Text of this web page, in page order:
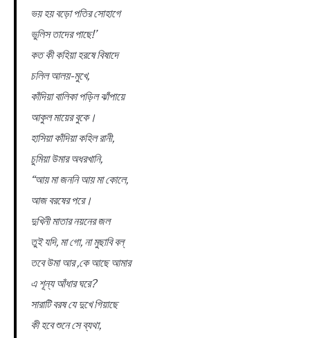
ভয় হয় বড়ো পতির সোহাগে
ভুলিস তাদের পাছে!’
কত কী কহিয়া হরষে বিষাদে
চলিল আলয়-মুখে,
কাঁদিয়া বালিকা পড়িল ঝাঁপায়ে
আকুল মায়ের বুকে।
হাসিয়া কাঁদিয়া কহিল রানী,
চুমিয়া উমার অধরখানি,
“আয় মা জননি আয় মা কোলে,
আজ বরষের পরে।
দুখিনী মাতার নয়নের জল
তুই যদি, মা গো, না মুছাবি বল্‌
তবে উমা আর ,কে আছে আমার
এ শূন্য আঁধার ঘরে?
সারাটি বরষ যে দুখে গিয়াছে
কী হবে শুনে সে ব্যথা,